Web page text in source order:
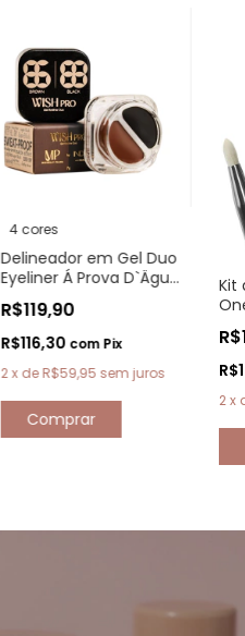
4 cores
Delineador em Gel Duo
Eyeliner Á Prova D`Ägua
Michelly Palma
R$119,90
R$116,30comPix
2 xdeR$59,95 sem juros
Comprar
Kit
2 x